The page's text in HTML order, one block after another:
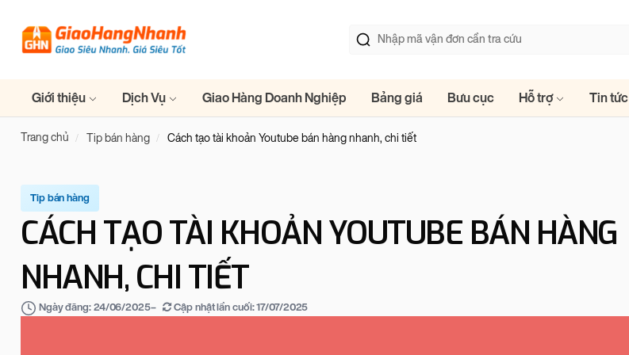
Giới thiệu Dịch Vụ Giao Hàng Doanh Nghiệp Bảng giá Bưu cục Hỗ trợ Tin tức
Trang chủ Tip bán hàng Cách tạo tài khoản Youtube bán hàng nhanh, chi tiết
Tip bán hàng
CÁCH TẠO TÀI KHOẢN YOUTUBE BÁN HÀNG
NHANH, CHI TIẾT
Ngày đăng: 24/06/2025– Cập nhật lần cuối:17/07/2025